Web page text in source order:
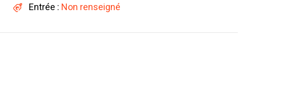
Entrée : Non renseigné